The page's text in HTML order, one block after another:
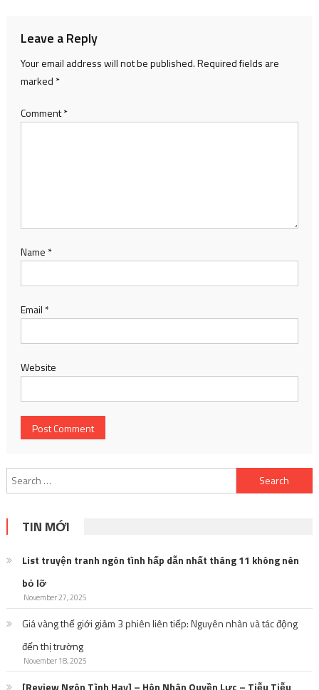
Leave a Reply
Your email address will not be published.Required fields are
marked *
Comment*
Name *
Email *
Website
Search
for:
TIN MỚI
List truyện tranh ngôn tình hấp dẫn nhất tháng 11 không nên
bỏ lỡ
November 27, 2025
Giá vàng thế giới giảm 3 phiên liên tiếp: Nguyên nhân và tác động
đến thị trường
November 18, 2025
[Review Ngôn Tình Hay] – Hôn Nhân Quyền Lực – Tiễu Tiễu